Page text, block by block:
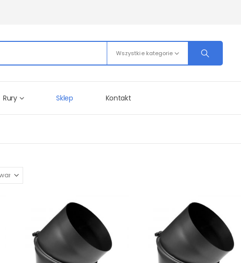
Wszystkie kategorie
Rury Sklep Kontakt